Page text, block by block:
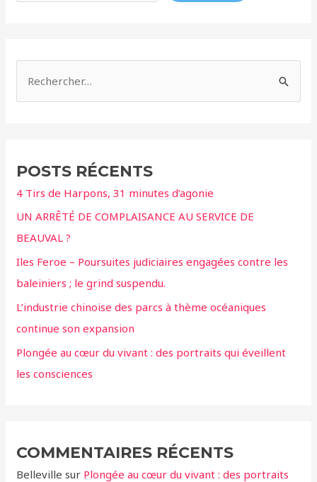
r
c
h
e
r
:
POSTS RÉCENTS
4 Tirs de Harpons, 31 minutes d’agonie
UN ARRÊTÉ DE COMPLAISANCE AU SERVICE DE
BEAUVAL ?
Iles Feroe – Poursuites judiciaires engagées contre les
baleiniers ; le grind suspendu.
L’industrie chinoise des parcs à thème océaniques
continue son expansion
Plongée au cœur du vivant : des portraits qui éveillent
les consciences
COMMENTAIRES RÉCENTS
Belleville sur Plongée au cœur du vivant : des portraits